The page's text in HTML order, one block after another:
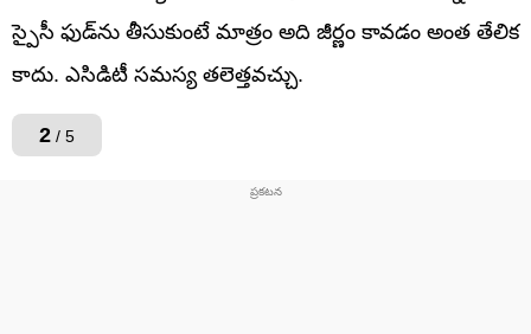
స్పైసీ ఫుడ్‌ను తీసుకుంటే మాత్రం అది జీర్ణం కావడం అంత తేలిక
కాదు. ఎసిడిటీ సమస్య తలెత్తవచ్చు.
2 / 5